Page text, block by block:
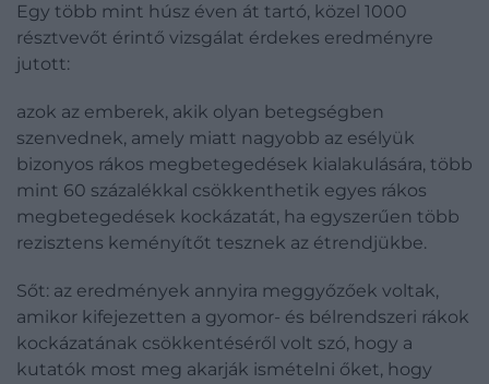
Egy több mint húsz éven át tartó, közel 1000
résztvevőt érintő vizsgálat érdekes eredményre
jutott:
azok az emberek, akik olyan betegségben
szenvednek, amely miatt nagyobb az esélyük
bizonyos rákos megbetegedések kialakulására, több
mint 60 százalékkal csökkenthetik egyes rákos
megbetegedések kockázatát, ha egyszerűen több
rezisztens keményítőt tesznek az étrendjükbe.
Sőt: az eredmények annyira meggyőzőek voltak,
amikor kifejezetten a gyomor- és bélrendszeri rákok
kockázatának csökkentéséről volt szó, hogy a
kutatók most meg akarják ismételni őket, hogy